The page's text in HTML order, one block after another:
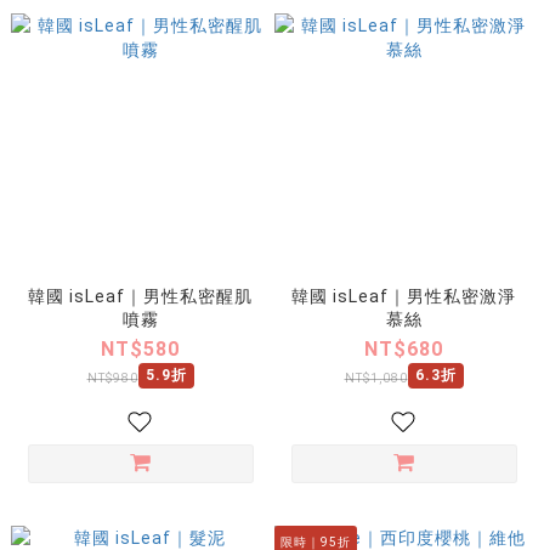
韓國 isLeaf｜男性私密醒肌
噴霧
NT$580
NT$980 5.9折
韓國 isLeaf｜男性私密激淨
慕絲
NT$680
NT$1,080 6.3折
限時｜95折